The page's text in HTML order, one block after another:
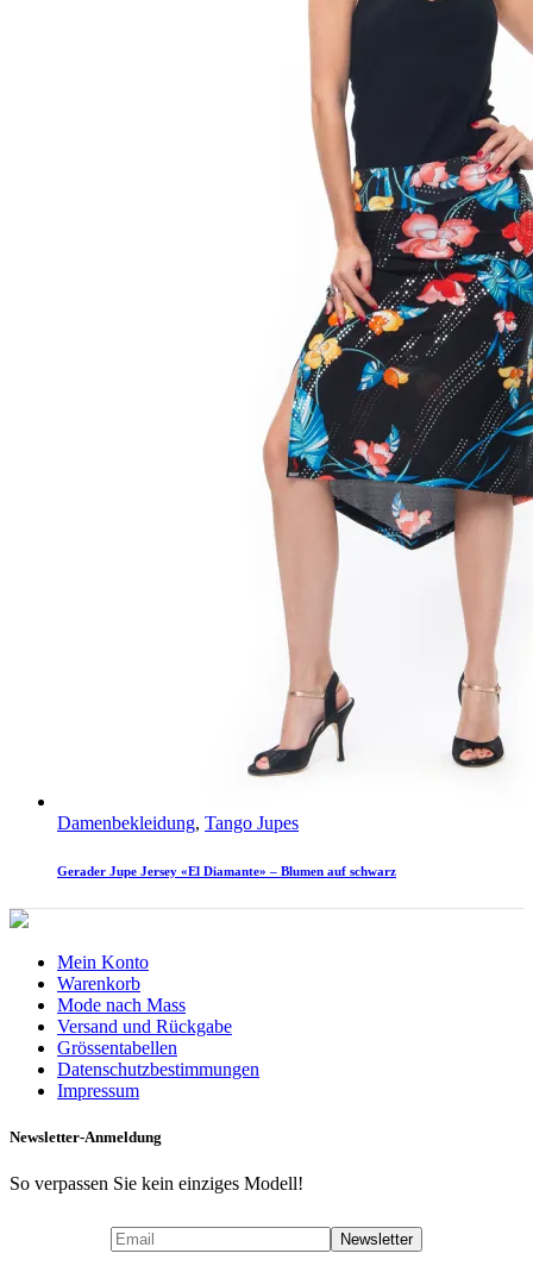
Damenbekleidung, Tango Jupes
Gerader Jupe Jersey «El Diamante» – Blumen auf schwarz
Mein Konto
Warenkorb
Mode nach Mass
Versand und Rückgabe
Grössentabellen
Datenschutzbestimmungen
Impressum
Newsletter-Anmeldung
So verpassen Sie kein einziges Modell!